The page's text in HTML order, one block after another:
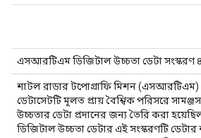
এসআরটিএম ডিজিটাল উচ্চতা ডেটা সংস্করণ ৪
শাটল রাডার টপোগ্রাফি মিশন (এসআরটিএম)
ডেটাসেটটি মূলত প্রায় বৈশ্বিক পরিসরে
উচ্চতার ডেটা প্রদানের জন্য তৈরি করা
ডিজিটাল উচ্চতা ডেটার এই সংস্করণটি